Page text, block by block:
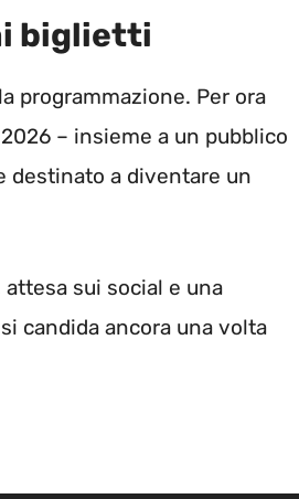
biglietti
programmazione. Per ora
– insieme a un pubblico
destinato a diventare un
sui social e una
candida ancora una volta